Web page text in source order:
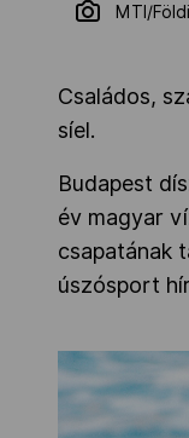
MTI/
Családos,
síel.
Budapest
év magyar
csapatának
úszósport